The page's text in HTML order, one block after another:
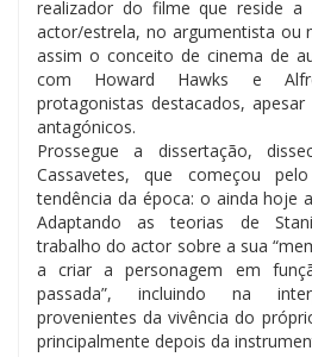
realizador do filme que reside
actor/estrela, no argumentista ou
assim o conceito de cinema de
com Howard Hawks e
protagonistas destacados,
antagónicos.
Prossegue a dissertação,
Cassavetes, que começou
tendência da época: o ainda hoje
Adaptando as teorias de
trabalho do actor sobre a sua
a criar a personagem em
passada”, incluindo na
provenientes da vivência do
principalmente depois da